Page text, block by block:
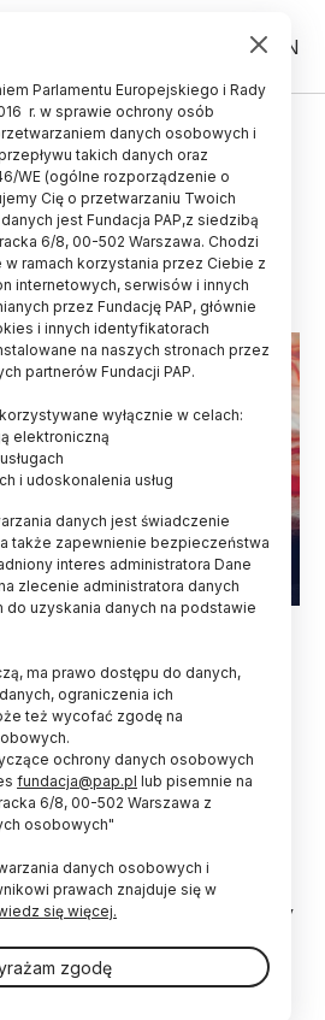
PL EN
pomyślnie
że wszystkie instrumenty
i zdolne do wykrywania
- poinformowało
PAN (CBK PAN).
w trakcie niedawnego
Ziemi.
w pobliżu naszej planety
(ESA) z
pokładowe instrumenty
Parlamentu Europejskiego i Rady
r. w sprawie ochrony osób
danych osobowych i
takich danych oraz
WE (ogólne rozporządzenie o
Cię o przetwarzaniu Twoich
jest Fundacja PAP,z siedzibą
6/8, 00-502 Warszawa. Chodzi
ramach korzystania przez Ciebie z
internetowych, serwisów i innych
przez Fundację PAP, głównie
i innych identyfikatorach
na naszych stronach przez
partnerów Fundacji PAP.
wyłącznie w celach:
elektroniczną
i udoskonalenia usług
danych jest świadczenie
także zapewnienie bezpieczeństwa
interes administratora Dane
zlecenie administratora danych
uzyskania danych na podstawie
ma prawo dostępu do danych,
ograniczenia ich
też wycofać zgodę na
ochrony danych osobowych
fundacja@pap.pl lub pisemnie na
6/8, 00-502 Warszawa z
osobowych"
danych osobowych i
prawach znajduje się w
się więcej.
zgodę